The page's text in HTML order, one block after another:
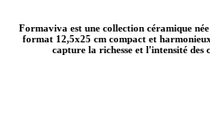
Formaviva est une collection céramique
format 12,5x25 cm compact et
capture la richesse et l'intensité des